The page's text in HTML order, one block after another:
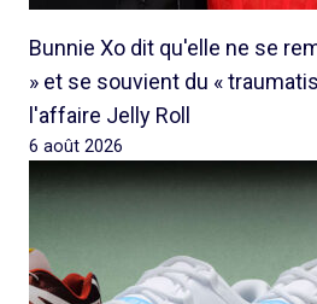
Bunnie Xo dit qu'elle ne se
» et se souvient du «
l'affaire Jelly Roll
6 août 2026